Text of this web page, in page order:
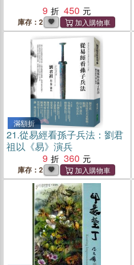
9 450
庫存：2
滿額折
21.從易經看孫子兵法：劉君
祖以《易》演兵
9
360
庫存：2